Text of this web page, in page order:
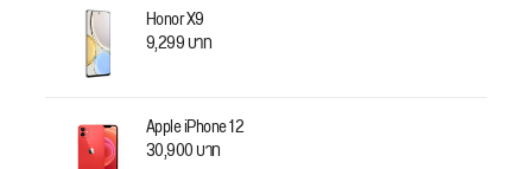
Honor X9
9,299 บาท
Apple iPhone 12
30,900 บาท